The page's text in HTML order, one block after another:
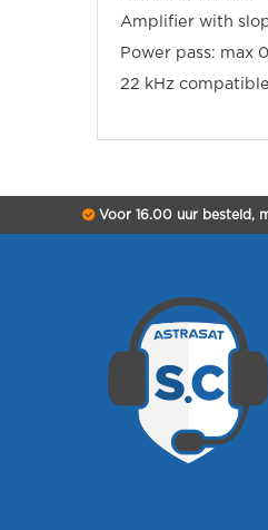
Amplifier with
Power pass: max
22 kHz compatible
Voor 16.00 uur besteld,